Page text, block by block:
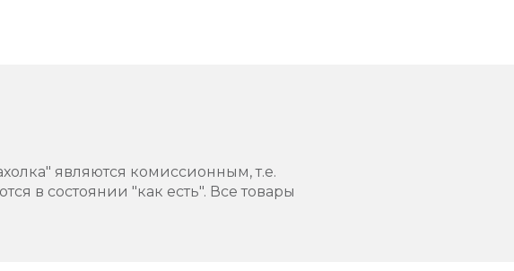
являются комиссионным, т.е.
в состоянии "как есть". Все товары